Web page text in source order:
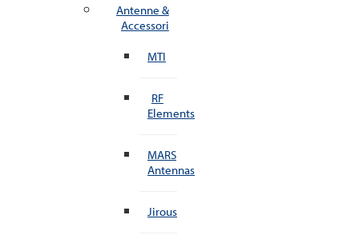
Antenne &
Accessori
MTI
RF
Elements
MARS
Antennas
Jirous